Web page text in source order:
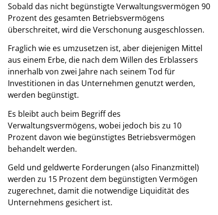
Sobald das nicht begünstigte Verwaltungsvermögen 90
Prozent des gesamten Betriebsvermögens
überschreitet, wird die Verschonung ausgeschlossen.
Fraglich wie es umzusetzen ist, aber diejenigen Mittel
aus einem Erbe, die nach dem Willen des Erblassers
innerhalb von zwei Jahre nach seinem Tod für
Investitionen in das Unternehmen genutzt werden,
werden begünstigt.
Es bleibt auch beim Begriff des
Verwaltungsvermögens, wobei jedoch bis zu 10
Prozent davon wie begünstigtes Betriebsvermögen
behandelt werden.
Geld und geldwerte Forderungen (also Finanzmittel)
werden zu 15 Prozent dem begünstigten Vermögen
zugerechnet, damit die notwendige Liquidität des
Unternehmens gesichert ist.